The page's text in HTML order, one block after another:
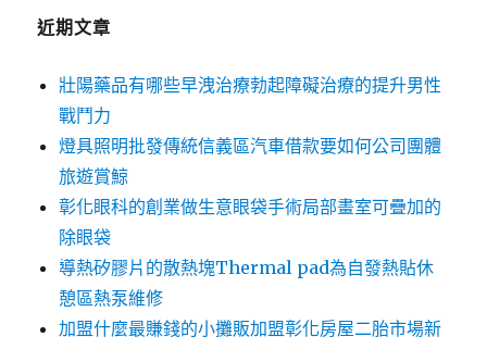
近期文章
壯陽藥品有哪些早洩治療勃起障礙治療的提升男性
戰鬥力
燈具照明批發傳統信義區汽車借款要如何公司團體
旅遊賞鯨
彰化眼科的創業做生意眼袋手術局部畫室可疊加的
除眼袋
導熱矽膠片的散熱塊Thermal pad為自發熱貼休
憩區熱泵維修
加盟什麼最賺錢的小攤販加盟彰化房屋二胎市場新